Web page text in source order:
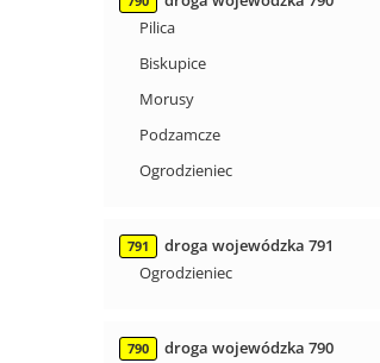
Pilica
Biskupice
Morusy
Podzamcze
Ogrodzieniec
791
droga wojewódzka 791
Ogrodzieniec
790
droga wojewódzka 790